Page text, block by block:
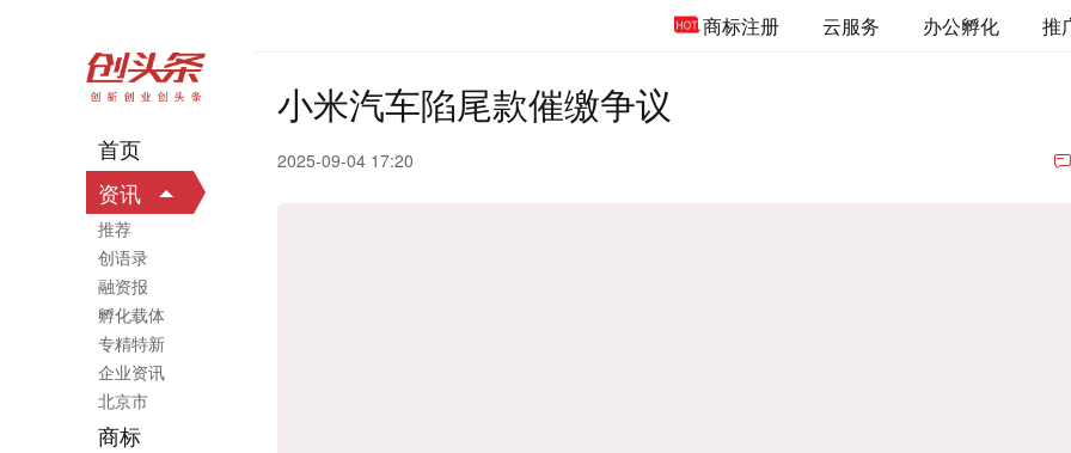
商标注册 云服务 办公孵化 推
小米汽车陷尾款催缴争议
2025-09-04 17:20
首页
资讯
推荐
创语录
融资报
孵化载体
专精特新
企业资讯
北京市
商标